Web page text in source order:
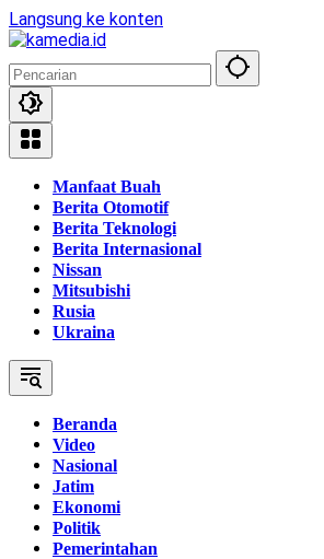
Langsung ke konten
Manfaat Buah
Berita Otomotif
Berita Teknologi
Berita Internasional
Nissan
Mitsubishi
Rusia
Ukraina
Beranda
Video
Nasional
Jatim
Ekonomi
Politik
Pemerintahan